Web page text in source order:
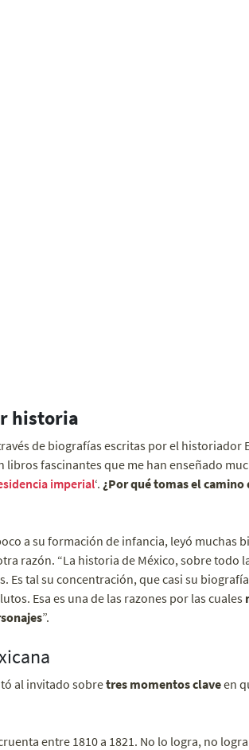
historia
de biografías escritas por el historiador
libros fascinantes que me han enseñado
imperial‘. ¿Por qué tomas el
a su formación de infancia, leyó muchas
razón. “La historia de México, sobre todo
tal su concentración, que casi su
Esa es una de las razones por las cuales
”.
al invitado sobretres momentos claveen
entre 1810 a 1821. No lo logra, no